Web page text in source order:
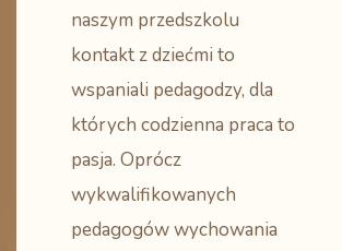
naszym przedszkolu
kontakt z dziećmi to
wspaniali pedagodzy, dla
których codzienna praca to
pasja. Oprócz
wykwalifikowanych
pedagogów wychowania